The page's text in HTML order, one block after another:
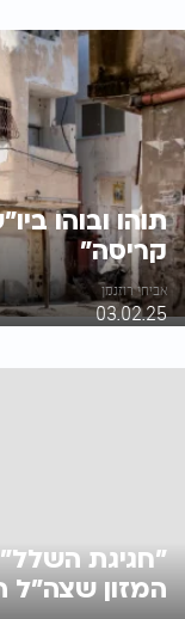
תוהו ובוהו
קריסה"
אביחי רוזנמן
03.02.25
"חגיגת
המזון שצה"ל